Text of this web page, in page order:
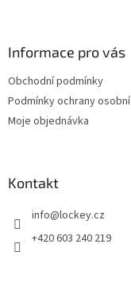
Informace pro vás
Obchodní podmínky
Podmínky ochrany
Moje objednávka
Kontakt
info@lockey.cz
+420 603 240 219